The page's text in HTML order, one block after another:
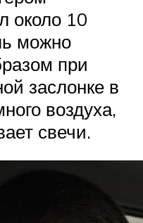
около 10
можно
при
заслонке в
воздуха,
свечи.